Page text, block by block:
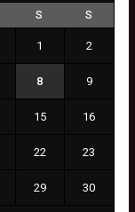
S S
1 2
8 9
15 16
22 23
29 30